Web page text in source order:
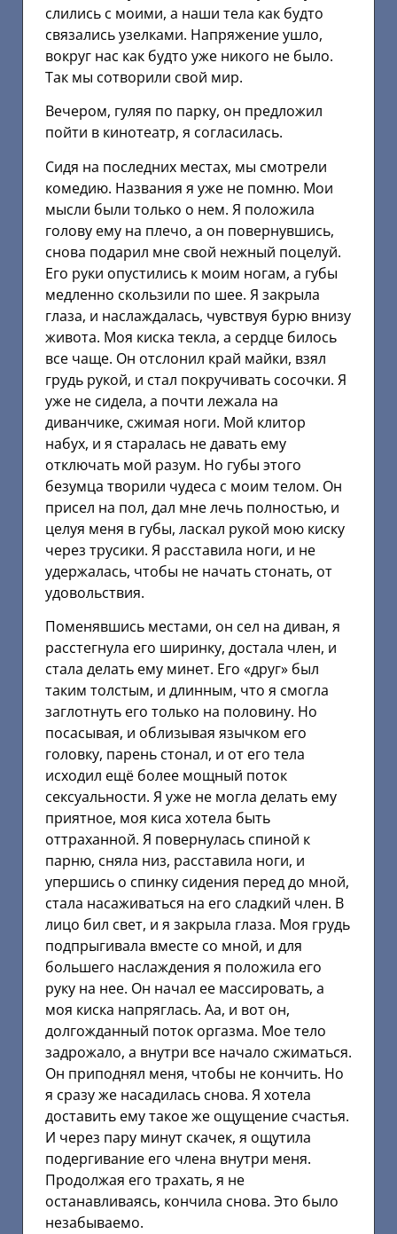
слились с моими, а наши тела как будто
связались узелками. Напряжение ушло,
вокруг нас как будто уже никого не было.
Так мы сотворили свой мир.
Вечером, гуляя по парку, он предложил
пойти в кинотеатр, я согласилась.
Сидя на последних местах, мы смотрели
комедию. Названия я уже не помню. Мои
мысли были только о нем. Я положила
голову ему на плечо, а он повернувшись,
снова подарил мне свой нежный поцелуй.
Его руки опустились к моим ногам, а губы
медленно скользили по шее. Я закрыла
глаза, и наслаждалась, чувствуя бурю внизу
живота. Моя киска текла, а сердце билось
все чаще. Он отслонил край майки, взял
грудь рукой, и стал покручивать сосочки. Я
уже не сидела, а почти лежала на
диванчике, сжимая ноги. Мой клитор
набух, и я старалась не давать ему
отключать мой разум. Но губы этого
безумца творили чудеса с моим телом. Он
присел на пол, дал мне лечь полностью, и
целуя меня в губы, ласкал рукой мою киску
через трусики. Я расставила ноги, и не
удержалась, чтобы не начать стонать, от
удовольствия.
Поменявшись местами, он сел на диван, я
расстегнула его ширинку, достала член, и
стала делать ему минет. Его «друг» был
таким толстым, и длинным, что я смогла
заглотнуть его только на половину. Но
посасывая, и облизывая язычком его
головку, парень стонал, и от его тела
исходил ещё более мощный поток
сексуальности. Я уже не могла делать ему
приятное, моя киса хотела быть
оттраханной. Я повернулась спиной к
парню, сняла низ, расставила ноги, и
упершись о спинку сидения перед до мной,
стала насаживаться на его сладкий член. В
лицо бил свет, и я закрыла глаза. Моя грудь
подпрыгивала вместе со мной, и для
большего наслаждения я положила его
руку на нее. Он начал ее массировать, а
моя киска напряглась. Аа, и вот он,
долгожданный поток оргазма. Мое тело
задрожало, а внутри все начало сжиматься.
Он приподнял меня, чтобы не кончить. Но
я сразу же насадилась снова. Я хотела
доставить ему такое же ощущение счастья.
И через пару минут скачек, я ощутила
подергивание его члена внутри меня.
Продолжая его трахать, я не
останавливаясь, кончила снова. Это было
незабываемо.